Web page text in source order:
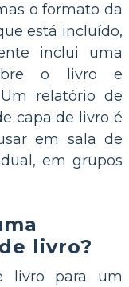
o formato da
está incluído,
inclui uma
o livro e
relatório de
capa de livro é
em sala de
em grupos
livro?
livro para um